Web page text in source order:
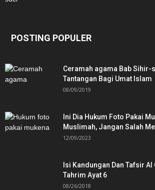
POSTING POPULER
Ceramah agama Bab
Tantangan Bagi Umat Islam
08/09/2019
Ini Dia Hukum Foto Pakai
Muslimah, Jangan Salah
12/09/2023
Isi Kandungan Dan Tafsir Al
Tahrim Ayat 6
08/26/2018